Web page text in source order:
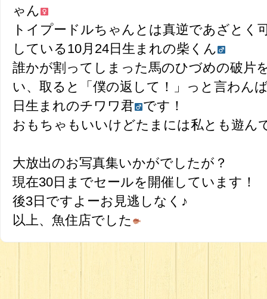
ゃん
トイプードルちゃんとは真逆であざとく
している10月24日生まれの柴くん
誰かが割ってしまった馬のひづめの破片
い、取ると「僕の返して！」っと言わん
日生まれのチワワ君
です！
おもちゃもいいけどたまには私とも遊ん
大放出のお写真集いかがでしたが？
現在30日までセールを開催しています！
後3日ですよーお見逃しなく♪
以上、魚住店でした